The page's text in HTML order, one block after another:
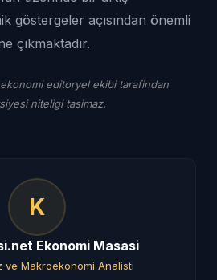
göstergeler açısından önemli
çıkmaktadır.
editoryel ekibi tarafindan
niteligi tasimaz.
K
Ekonomi Masasi
ve Makroekonomi Analisti